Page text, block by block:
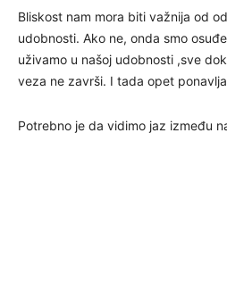
Bliskost nam mora biti važnija od
udobnosti. Ako ne, onda smo
uživamo u našoj udobnosti ,sve
veza ne završi. I tada opet
Potrebno je da vidimo jaz između